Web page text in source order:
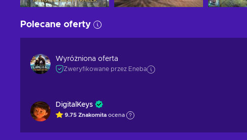
Polecane oferty
Wyróżniona oferta
Zweryfikowane przez Eneba
DigitalKeys
9.75 Znakomita ocena